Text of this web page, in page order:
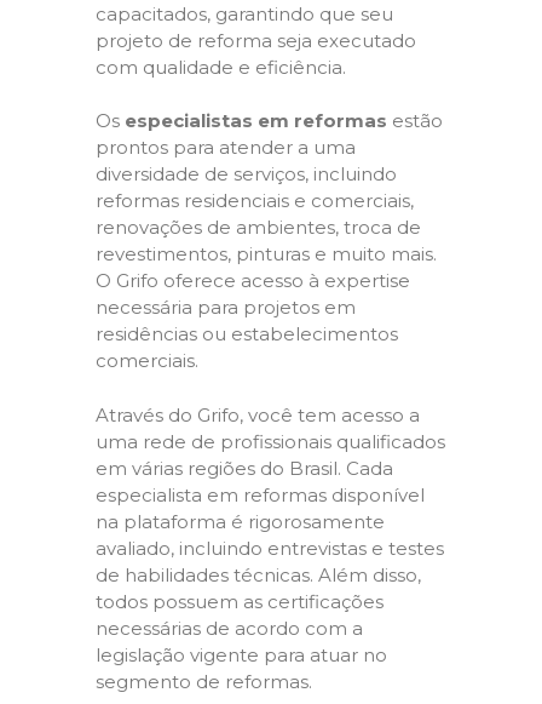
capacitados, garantindo que seu
projeto de reforma seja executado
com qualidade e eficiência.
Os especialistas em reformas estão
prontos para atender a uma
diversidade de serviços, incluindo
reformas residenciais e comerciais,
renovações de ambientes, troca de
revestimentos, pinturas e muito mais.
O Grifo oferece acesso à expertise
necessária para projetos em
residências ou estabelecimentos
comerciais.
Através do Grifo, você tem acesso a
uma rede de profissionais qualificados
em várias regiões do Brasil. Cada
especialista em reformas disponível
na plataforma é rigorosamente
avaliado, incluindo entrevistas e testes
de habilidades técnicas. Além disso,
todos possuem as certificações
necessárias de acordo com a
legislação vigente para atuar no
segmento de reformas.